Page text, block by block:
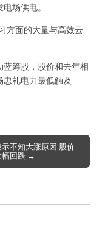
场供电。
方面的大量与高效云
筹股，股价和去年相
忠礼电力最低触及
示不知大涨原因 股价
幅回跌 →